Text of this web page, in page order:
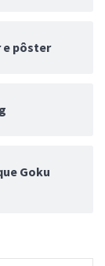
e pôster
Goku